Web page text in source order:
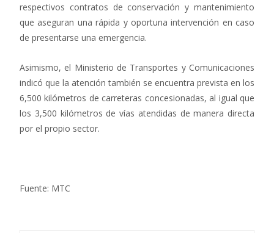
respectivos contratos de conservación y mantenimiento
que aseguran una rápida y oportuna intervención en caso
de presentarse una emergencia.
Asimismo, el Ministerio de Transportes y Comunicaciones
indicó que la atención también se encuentra prevista en los
6,500 kilómetros de carreteras concesionadas, al igual que
los 3,500 kilómetros de vías atendidas de manera directa
por el propio sector.
Fuente: MTC